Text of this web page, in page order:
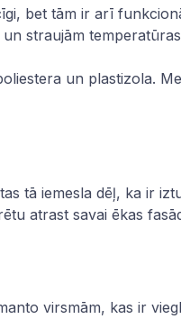
bet tām ir arī
straujām
un plastizola.
tā iemesla dēļ, ka ir
atrast savai ēkas
virsmām, kas ir